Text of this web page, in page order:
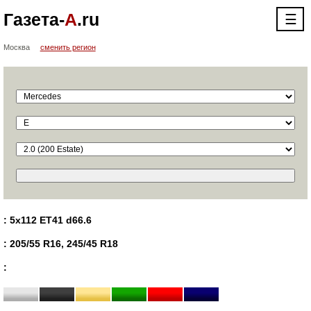
Газета-А.ru ☰
Москва сменить регион
: 5x112 ET41 d66.6
: 205/55 R16, 245/45 R18
: